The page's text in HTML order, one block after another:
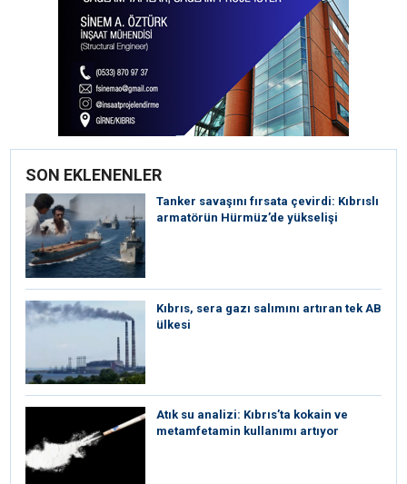
SON EKLENENLER
Tanker savaşını fırsata çevirdi: Kıbrıslı
armatörün Hürmüz’de yükselişi
Kıbrıs, sera gazı salımını artıran tek AB
ülkesi
Atık su analizi: Kıbrıs’ta kokain ve
metamfetamin kullanımı artıyor